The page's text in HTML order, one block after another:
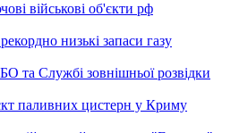
військові об'єкти рф
низькі запаси газу
та Службі зовнішньої розвідки
паливних цистерн у Криму